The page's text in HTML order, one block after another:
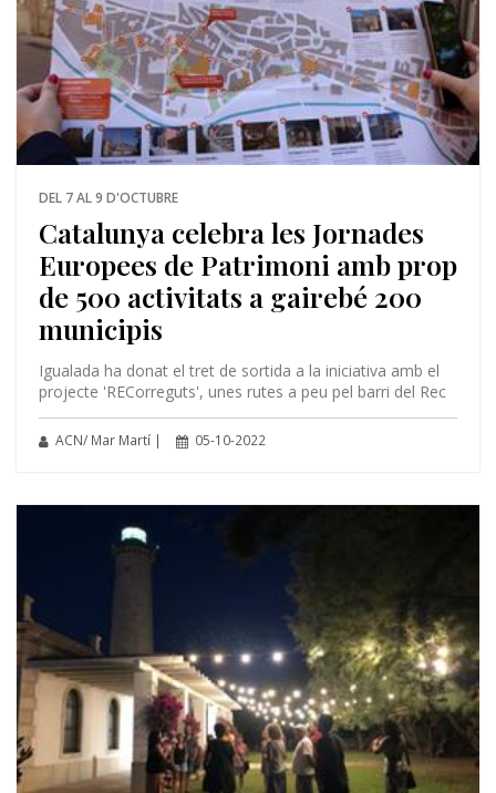
DEL 7 AL 9 D'OCTUBRE
Catalunya celebra les Jornades
Europees de Patrimoni amb prop
de 500 activitats a gairebé 200
municipis
Igualada ha donat el tret de sortida a la iniciativa amb el
projecte 'RECorreguts', unes rutes a peu pel barri del Rec
ACN/ Mar Martí | 05-10-2022